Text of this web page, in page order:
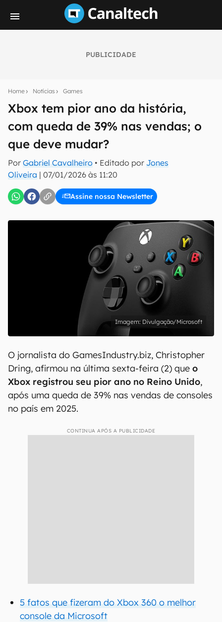
PUBLICIDADE
Home Notícias Games
Xbox tem pior ano da história,
com queda de 39% nas vendas; o
que deve mudar?
Por Gabriel Cavalheiro • Editado por Jones
Oliveira | 07/01/2026 às 11:20
Assine nossa Newsletter
notícias e reviews sobre tecnologia em primeira
E-mail
inscreva-se
Confirmo que li, aceito e concordo com os Termos de
Uso e Política de Privacidade do Canaltech.
Divulgação/Microsoft
O jornalista do GamesIndustry.biz, Christopher
Dring, afirmou na última sexta-feira (2) que o
Xbox registrou seu pior ano no Reino Unido,
após uma queda de 39% nas vendas de consoles
no país em 2025.
CONTINUA APÓS A PUBLICIDADE
5 fatos que fizeram do Xbox 360 o melhor
console da Microsoft